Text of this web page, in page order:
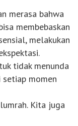
merasa bahwa
membebaskan
melakukan
tidak menunda
momen
Kita juga